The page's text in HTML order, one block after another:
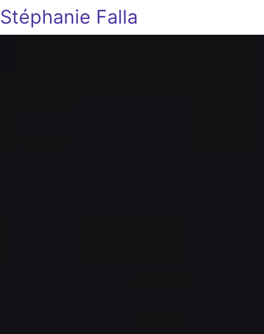
Stéphanie Falla